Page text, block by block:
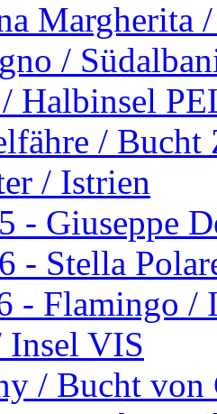
Margherita
/
Halbinsel
/ Bucht
/ Istrien
- Giuseppe
- Stella
- Flamingo /
Insel VIS
/ Bucht von